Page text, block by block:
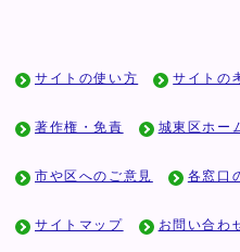
サイトの使い方 サイトの
著作権・免責 城東区ホー
市や区へのご意見 各窓口
サイトマップ お問い合わ